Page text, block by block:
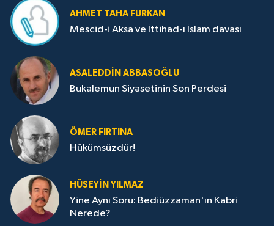
AHMET TAHA FURKAN
Mescid-i Aksa ve İttihad-ı İslam davası
ASALEDDIN ABBASOĞLU
Bukalemun Siyasetinin Son Perdesi
ÖMER FIRTINA
Hükümsüzdür!
HÜSEYIN YILMAZ
Yine Aynı Soru: Bediüzzaman'ın Kabri
Nerede?